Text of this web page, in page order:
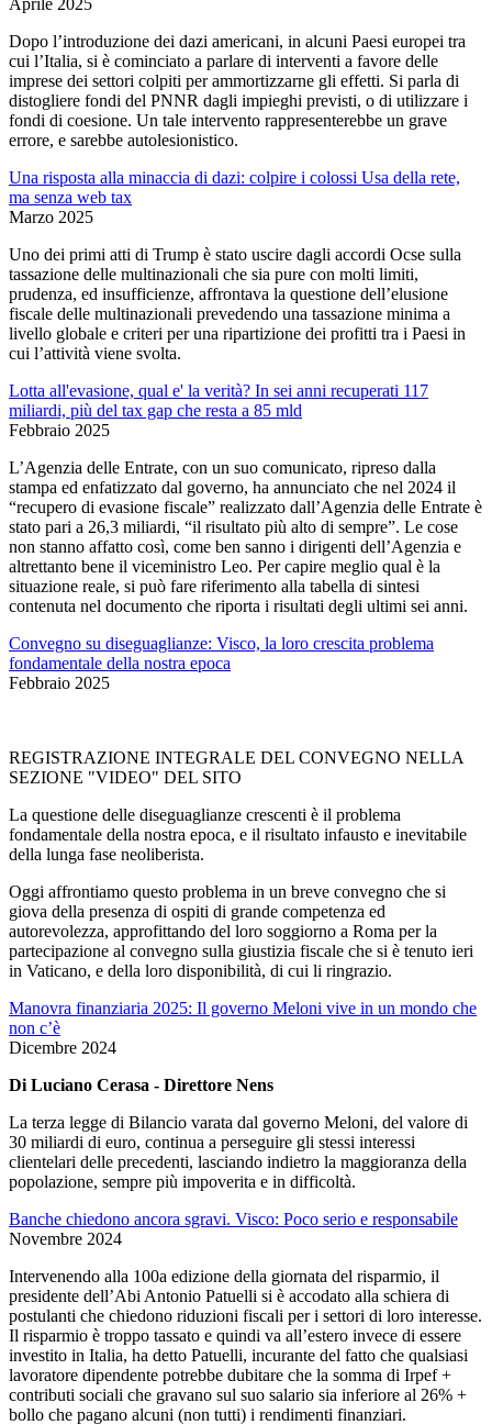
Dopo l’introduzione dei dazi americani, in alcuni Paesi europei tra
cui l’Italia, si è cominciato a parlare di interventi a favore delle
imprese dei settori colpiti per ammortizzarne gli effetti. Si parla di
distogliere fondi del PNNR dagli impieghi previsti, o di utilizzare i
fondi di coesione. Un tale intervento rappresenterebbe un grave
errore, e sarebbe autolesionistico.
Una risposta alla minaccia di dazi: colpire i colossi Usa della rete,
ma senza web tax
Marzo 2025
Uno dei primi atti di Trump è stato uscire dagli accordi Ocse sulla
tassazione delle multinazionali che sia pure con molti limiti,
prudenza, ed insufficienze, affrontava la questione dell’elusione
fiscale delle multinazionali prevedendo una tassazione minima a
livello globale e criteri per una ripartizione dei profitti tra i Paesi in
cui l’attività viene svolta.
Lotta all'evasione, qual e' la verità? In sei anni recuperati 117
miliardi, più del tax gap che resta a 85 mld
Febbraio 2025
L’Agenzia delle Entrate, con un suo comunicato, ripreso dalla
stampa ed enfatizzato dal governo, ha annunciato che nel 2024 il
“recupero di evasione fiscale” realizzato dall’Agenzia delle Entrate è
stato pari a 26,3 miliardi, “il risultato più alto di sempre”. Le cose
non stanno affatto così, come ben sanno i dirigenti dell’Agenzia e
altrettanto bene il viceministro Leo. Per capire meglio qual è la
situazione reale, si può fare riferimento alla tabella di sintesi
contenuta nel documento che riporta i risultati degli ultimi sei anni.
Convegno su diseguaglianze: Visco, la loro crescita problema
fondamentale della nostra epoca
Febbraio 2025
REGISTRAZIONE INTEGRALE DEL CONVEGNO NELLA
SEZIONE "VIDEO" DEL SITO
La questione delle diseguaglianze crescenti è il problema
fondamentale della nostra epoca, e il risultato infausto e inevitabile
della lunga fase neoliberista.
Oggi affrontiamo questo problema in un breve convegno che si
giova della presenza di ospiti di grande competenza ed
autorevolezza, approfittando del loro soggiorno a Roma per la
partecipazione al convegno sulla giustizia fiscale che si è tenuto ieri
in Vaticano, e della loro disponibilità, di cui li ringrazio.
Manovra finanziaria 2025: Il governo Meloni vive in un mondo che
non c’è
Dicembre 2024
Di Luciano Cerasa - Direttore Nens
La terza legge di Bilancio varata dal governo Meloni, del valore di
30 miliardi di euro, continua a perseguire gli stessi interessi
clientelari delle precedenti, lasciando indietro la maggioranza della
popolazione, sempre più impoverita e in difficoltà.
Banche chiedono ancora sgravi. Visco: Poco serio e responsabile
Novembre 2024
Intervenendo alla 100a edizione della giornata del risparmio, il
presidente dell’Abi Antonio Patuelli si è accodato alla schiera di
postulanti che chiedono riduzioni fiscali per i settori di loro interesse.
Il risparmio è troppo tassato e quindi va all’estero invece di essere
investito in Italia, ha detto Patuelli, incurante del fatto che qualsiasi
lavoratore dipendente potrebbe dubitare che la somma di Irpef +
contributi sociali che gravano sul suo salario sia inferiore al 26% +
bollo che pagano alcuni (non tutti) i rendimenti finanziari.